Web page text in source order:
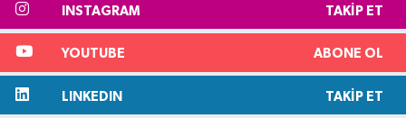
INSTAGRAM TAKIP ET
YOUTUBE ABONE OL
LINKEDIN TAKIP ET